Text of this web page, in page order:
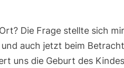
Lesung:
2,11-
|
Die Frage stellte sich
auch jetzt beim
uns die Geburt des